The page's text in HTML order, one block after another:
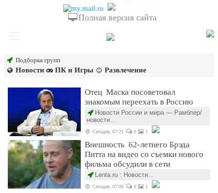
Полная версия сайта
Подборка групп
Новости ПК и Игры Развлечение
Отец Маска посоветовал
знакомым переехать в Россию
Новости России и мира — Рамблер/
новости...
Сегодня, 07:21 0 1
Внешность 62-летнего Брэда
Питта на видео со съемки нового
фильма обсудили в сети
Lenta.ru : Новости...
Сегодня, 07:00 0 1